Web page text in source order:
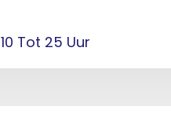
10 Tot 25 Uur